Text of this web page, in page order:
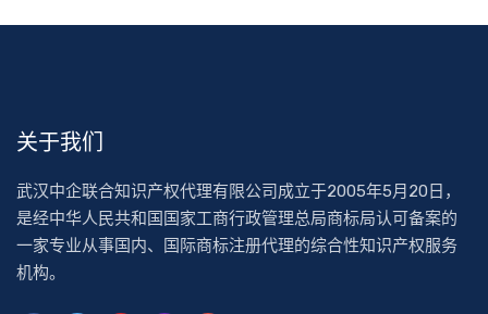
关于我们
武汉中企联合知识产权代理有限公司成立于2005年5月20日，
是经中华人民共和国国家工商行政管理总局商标局认可备案的
一家专业从事国内、国际商标注册代理的综合性知识产权服务
机构。